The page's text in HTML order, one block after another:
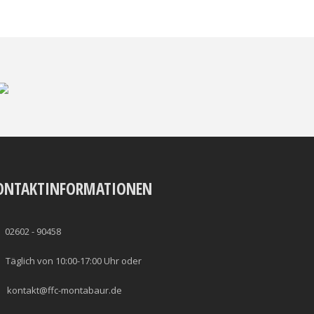
02602 - 90458
Täglich von 10:00-17:00 Uhr oder
kontakt@ffc-montabaur.de